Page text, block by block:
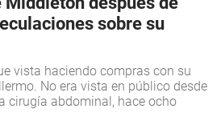
sobre su
vista haciendo compras con su
No era vista en público desde
cirugía abdominal, hace ocho